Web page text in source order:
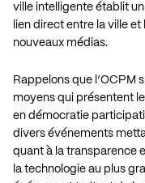
ville intelligente établit
lien direct entre la ville
nouveaux médias.
Rappelons que l’OCPM
moyens qui présentent
en démocratie
divers événements
quant à la transparence
la technologie au plus